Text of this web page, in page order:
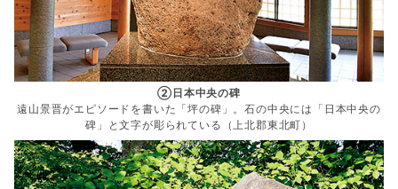
②日本中央の碑
遠山景晋がエピソードを書いた「坪の碑」。石の中央には「日本中央の
碑」と文字が彫られている（上北郡東北町）